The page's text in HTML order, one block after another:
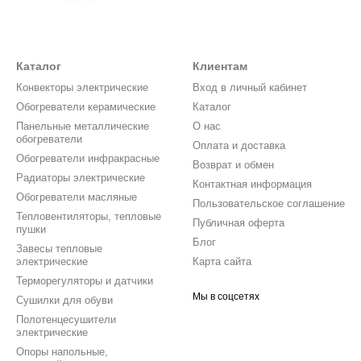
Africaобеспечивают быстрый и равномерный нагрев
благоприятной температуры в конкретных зонах.
с разными типами управления:
Т),
(серия Х),
серия А).
системой контроля температуры, которая
systemотвечает всем международным стандартам качества и
быть уокмплектованы ножками, что позволяет легко
их идеальным выбором для домашнего использования.
тип обогревателя вы выберете,
на отопление и в то же время обеспечить комфортную
обогревателей Африка это:
,AFRICA T700,AFRICA A1000
Каталог
Конвекторы электрические
Обогреватели керамические
Панельные металлические
обогреватели
Обогреватели инфракрасные
Радиаторы электрические
Обогреватели масляные
Тепловентиляторы, тепловые
пушки
Завесы тепловые
электрические
Терморегуляторы и датчики
Сушилки для обуви
Полотенцесушители
электрические
Опоры напольные,
Клиентам
Вход в личный кабинет
Каталог
О нас
Оплата и доставка
Возврат и обмен
Контактная информация
Пользовательское соглашение
Публичная оферта
Блог
Карта сайта
Мы в соцсетях